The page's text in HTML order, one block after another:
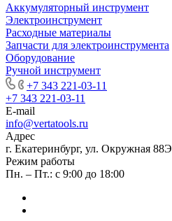
Аккумуляторный инструмент
Электроинструмент
Расходные материалы
Запчасти для электроинструмента
Оборудование
Ручной инструмент
+7 343 221-03-11
+7 343 221-03-11
E-mail
info@vertatools.ru
Адрес
г. Екатеринбург, ул. Окружная 88Э
Режим работы
Пн. – Пт.: с 9:00 до 18:00